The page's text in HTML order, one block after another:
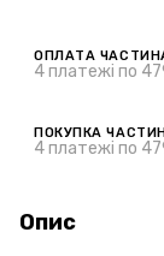
ОПЛАТА
4 платежі по
ПОКУПКА
4 платежі по
Опис